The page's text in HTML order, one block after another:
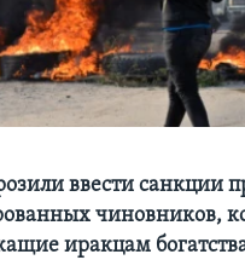
ввести санкции
чиновников,
иракцам